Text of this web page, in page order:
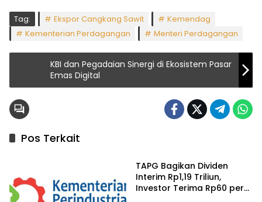
Tag: Ekspor Cangkang Sawit
Kemendag
Kementerian Perdagangan
Menteri Perdagangan
KBI dan Pegadaian Sinergi di Ekosistem Pasar
Emas Digital
Pos Terkait
TAPG Bagikan Dividen
Interim Rp1,19 Triliun,
Investor Terima Rp60 per